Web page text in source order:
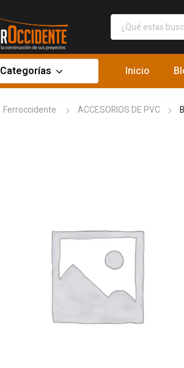
Categorías Inicio
Ferroccidente ACCESORIOS DE PVC